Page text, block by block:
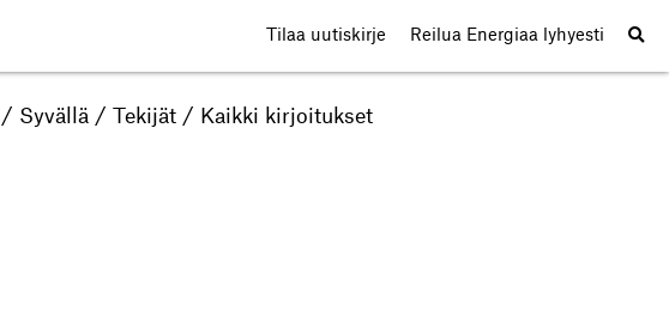
Tilaa uutiskirje Reilua Energiaa lyhyesti
/ Syvällä / Tekijät / Kaikki kirjoitukset